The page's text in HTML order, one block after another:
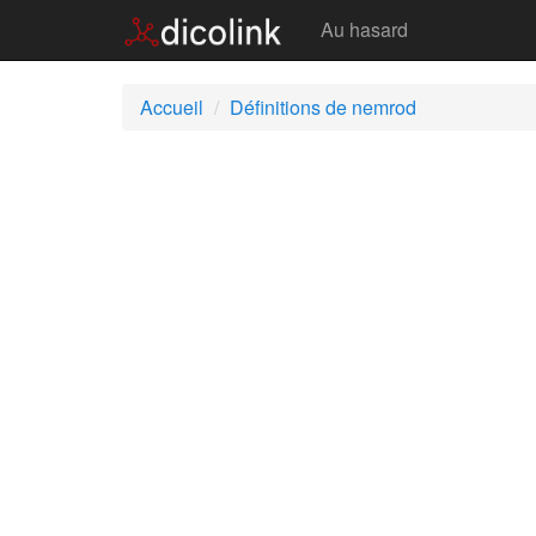
Au hasard
Accueil Définitions de nemrod
Nemrod